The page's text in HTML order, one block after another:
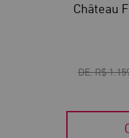
Château
DE:R$